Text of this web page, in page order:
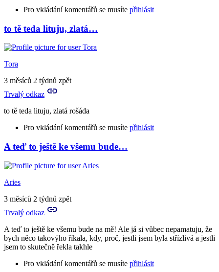
Pro vkládání komentářů se musíte přihlásit
In
reply
to
já
to
vím
dávno
:D
Tora
to tě teda lituju, zlatá…
Tora
3 měsíců 2 týdnů zpět
Trvalý odkaz
to tě teda lituju, zlatá rošáda
Pro vkládání komentářů se musíte přihlásit
In
reply
to
Prosím
tě
a
mi
by
Aries
A teď to ještě ke všemu bude…
Aries
3 měsíců 2 týdnů zpět
Trvalý odkaz
A teď to ještě ke všemu bude na mě! Ale já si vůbec nepamatuju, že
bych něco takovýho říkala, kdy, proč, jestli jsem byla střízlivá a jestli
jsem to skutečně řekla takhle
Pro vkládání komentářů se musíte přihlásit